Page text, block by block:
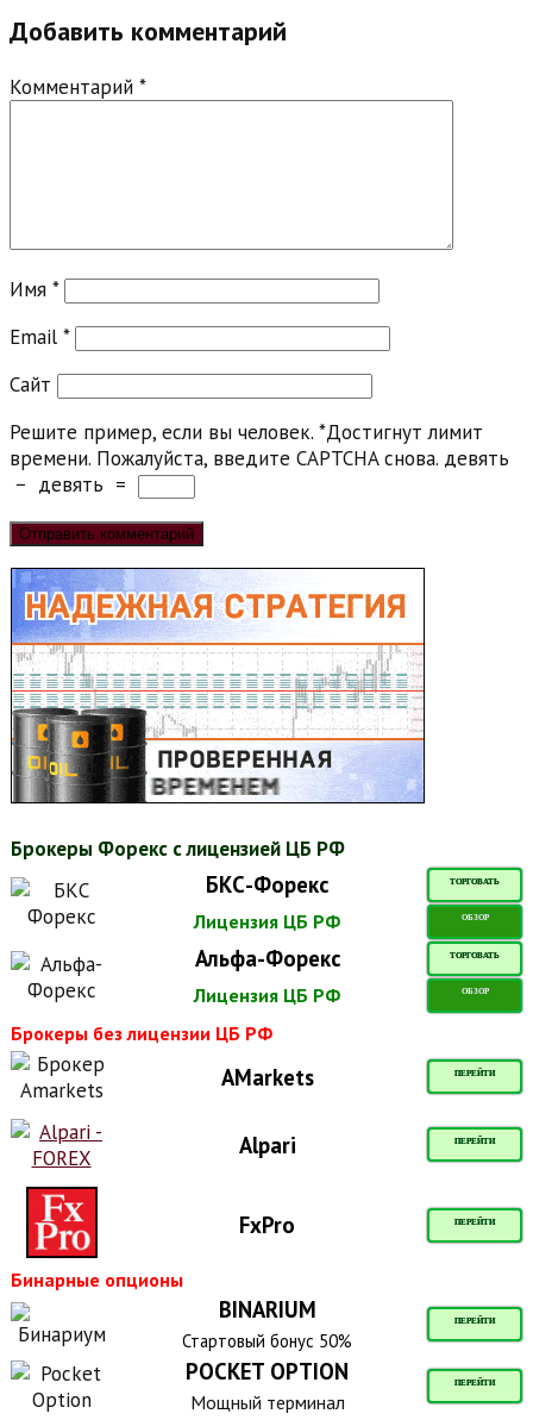
Добавить комментарий
Комментарий *
Имя *
Email *
Сайт
Решите пример, если вы человек. *Достигнут лимит
времени. Пожалуйста, введите CAPTCHA снова. девять
− девять =
Брокеры Форекс с лицензией ЦБ РФ
БКС-Форекс ТОРГОВАТЬ
Лицензия ЦБ РФ ОБЗОР
Альфа-Форекс ТОРГОВАТЬ
Лицензия ЦБ РФ ОБЗОР
Брокеры без лицензии ЦБ РФ
AMarkets ПЕРЕЙТИ
Alpari ПЕРЕЙТИ
FxPro ПЕРЕЙТИ
Бинарные опционы
BINARIUM ПЕРЕЙТИ
Стартовый бонус 50%
POCKET OPTION ПЕРЕЙТИ
Мощный терминал